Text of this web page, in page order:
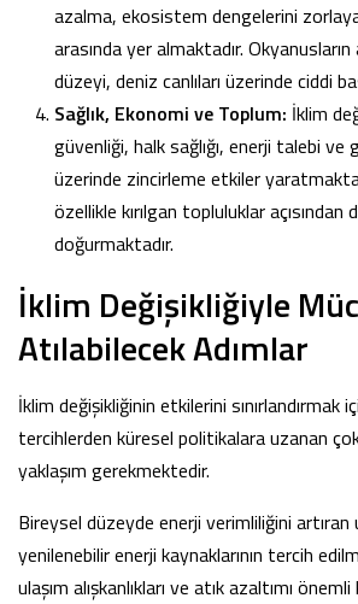
azalma, ekosistem dengelerini
arasında yer almaktadır.
düzeyi, deniz canlıları üzerinde ciddi
Sağlık, Ekonomi ve Toplum: İklim
güvenliği, halk sağlığı, enerji talebi ve
üzerinde zincirleme etkiler
özellikle kırılgan topluluklar
doğurmaktadır.
İklim Değişikliğiyle
Atılabilecek Adımlar
İklim değişikliğinin etkilerini sınırlandırmak
tercihlerden küresel politikalara uzanan
yaklaşım gerekmektedir.
Bireysel düzeyde enerji verimliliğini artıran
yenilenebilir enerji kaynaklarının tercih
ulaşım alışkanlıkları ve atık azaltımı